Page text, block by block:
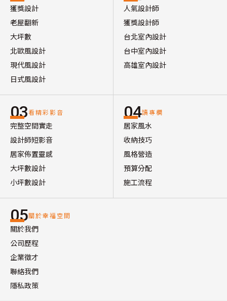
獲獎設計
老屋翻新
大坪數
北歐風設計
現代風設計
日式風設計
人氣設計師
獲獎設計師
台北室內設計
台中室內設計
高雄室內設計
03看精彩影音
完整空間實走
設計師短影音
居家佈置靈感
大坪數設計
小坪數設計
04讀專欄
居家風水
收納技巧
風格營造
預算分配
施工流程
05關於幸福空間
關於我們
公司歷程
企業徵才
聯絡我們
隱私政策